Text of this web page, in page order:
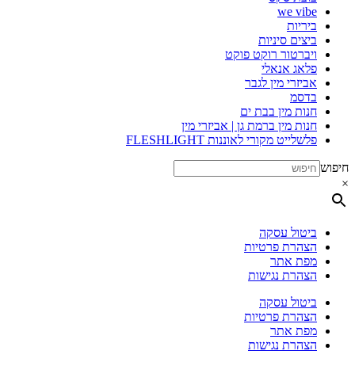
we vibe
ביריות
ביצים סיניות
ויברטור רוקט פוקט
פלאג אנאלי
אביזרי מין לגבר
בדסמ
חנות מין בבת ים
חנות מין ברמת גן | אביזרי מין
פלשלייט מקורי לאוננות FLESHLIGHT
חיפוש
×
ביטול עסקה
הצהרת פרטיות
מפת אתר
הצהרת נגישות
ביטול עסקה
הצהרת פרטיות
מפת אתר
הצהרת נגישות